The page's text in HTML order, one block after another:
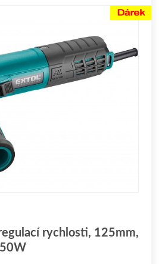
rychlosti, 125mm,